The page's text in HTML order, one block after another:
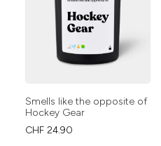
Smells like the opposite of
Hockey Gear
CHF 24.90